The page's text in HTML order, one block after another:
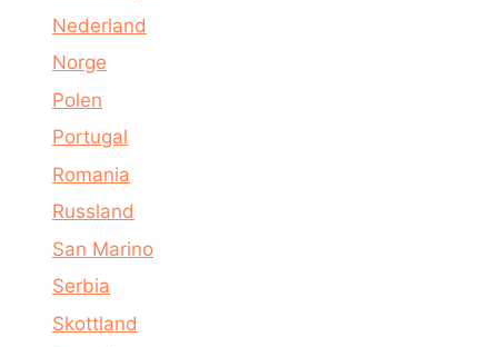
Nederland
Norge
Polen
Portugal
Romania
Russland
San Marino
Serbia
Skottland